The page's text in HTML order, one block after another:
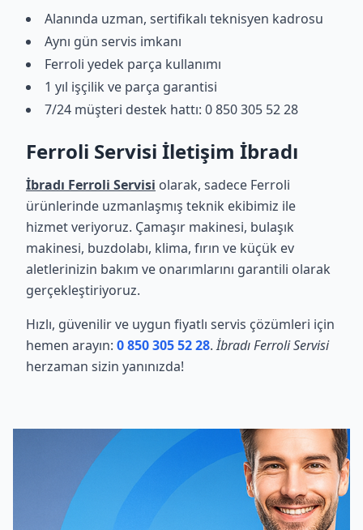
Alanında uzman, sertifikalı teknisyen kadrosu
Aynı gün servis imkanı
Ferroli yedek parça kullanımı
1 yıl işçilik ve parça garantisi
7/24 müşteri destek hattı: 0 850 305 52 28
Ferroli Servisi İletişim İbradı
İbradı Ferroli Servisi olarak, sadece Ferroli
ürünlerinde uzmanlaşmış teknik ekibimiz ile
hizmet veriyoruz. Çamaşır makinesi, bulaşık
makinesi, buzdolabı, klima, fırın ve küçük ev
aletlerinizin bakım ve onarımlarını garantili olarak
gerçekleştiriyoruz.
Hızlı, güvenilir ve uygun fiyatlı servis çözümleri için
hemen arayın: 0 850 305 52 28.İbradı Ferroli Servisi
herzaman sizin yanınızda!